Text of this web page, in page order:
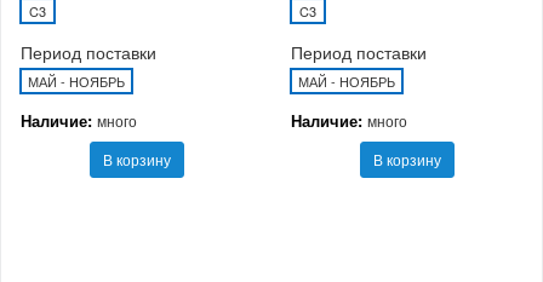
C3
Период поставки
МАЙ - НОЯБРЬ
Наличие: много
В корзину
C3
Период поставки
МАЙ - НОЯБРЬ
Наличие: много
В корзину